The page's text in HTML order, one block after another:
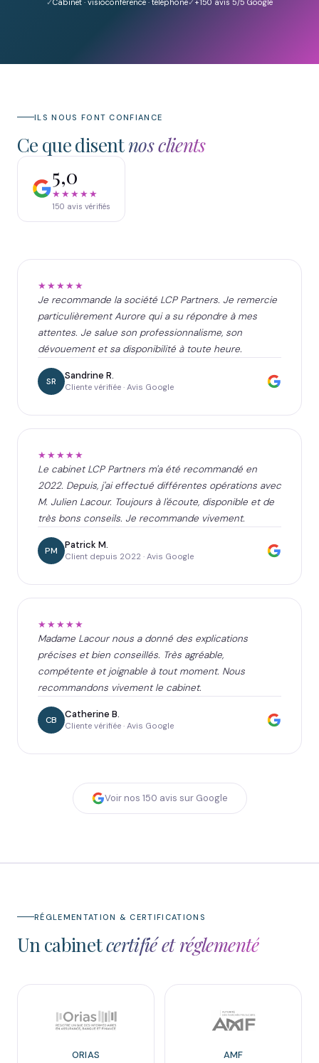
ILS NOUS FONT CONFIANCE
Ce que disentnos clients
5,0
★★★★★
150 avis vérifiés
★★★★★
Je recommande la société LCP Partners. Je remercie
particulièrement Aurore qui a su répondre à mes
attentes. Je salue son professionnalisme, son
dévouement et sa disponibilité à toute heure.
SR Sandrine R.
Cliente vérifiée · Avis Google
★★★★★
Le cabinet LCP Partners m'a été recommandé en
2022. Depuis, j'ai effectué différentes opérations avec
M. Julien Lacour. Toujours à l'écoute, disponible et de
très bons conseils. Je recommande vivement.
PM Patrick M.
Client depuis 2022 · Avis Google
★★★★★
Madame Lacour nous a donné des explications
précises et bien conseillés. Très agréable,
compétente et joignable à tout moment. Nous
recommandons vivement le cabinet.
CB Catherine B.
Cliente vérifiée · Avis Google
Voir nos 150 avis sur Google
RÉGLEMENTATION & CERTIFICATIONS
Un cabinetcertifié et réglementé
ORIAS AMF